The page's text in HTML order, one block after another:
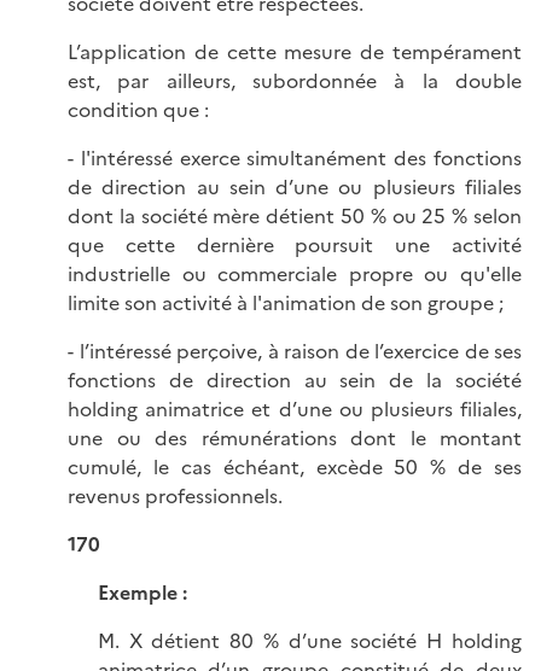
L’application de cette mesure de tempérament
est, par ailleurs, subordonnée à la double
condition que :
- l'intéressé exerce simultanément des fonctions
de direction au sein d’une ou plusieurs filiales
dont la société mère détient 50 % ou 25 % selon
que cette dernière poursuit une activité
industrielle ou commerciale propre ou qu'elle
limite son activité à l'animation de son groupe ;
- l’intéressé perçoive, à raison de l’exercice de ses
fonctions de direction au sein de la société
holding animatrice et d’une ou plusieurs filiales,
une ou des rémunérations dont le montant
cumulé, le cas échéant, excède 50 % de ses
revenus professionnels.
170
Exemple :
M. X détient 80 % d’une société H holding